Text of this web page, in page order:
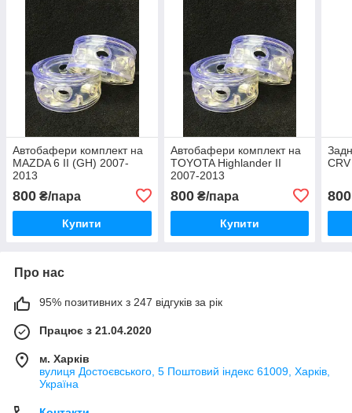
Автобафери комплект на
MAZDA 6 II (GH) 2007-
2013
800 ₴/пара
Купити
Автобафери комплект на
TOYOTA Highlander II
2007-2013
800₴/пара
Купити
800
Про нас
95% позитивних з 247 відгуків за рік
Працює з 21.04.2020
м. Харків
вулиця Достоєвського, 5 Поштовий індекс 61009, Харків,
Україна